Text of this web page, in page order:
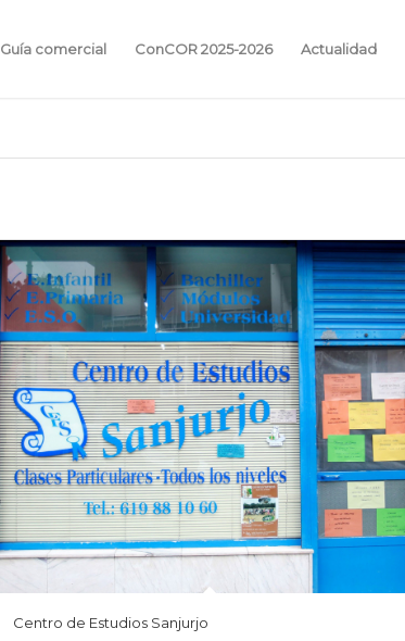
Guía comercial ConCOR 2025-2026 Actualidad
Centro de Estudios Sanjurjo